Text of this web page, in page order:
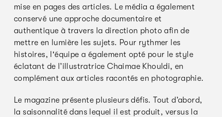
mise en pages des articles. Le média a également
conservé une approche documentaire et
authentique à travers la direction photo afin de
mettre en lumière les sujets. Pour rythmer les
histoires, l'équipe a également opté pour le style
éclatant de l’illustratrice Chaimae Khouldi, en
complément aux articles racontés en photographie.
Le magazine présente plusieurs défis. Tout d’abord,
la saisonnalité dans lequel il est produit, versus la